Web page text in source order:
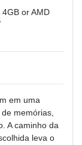
or AMD
em uma
memórias,
A caminho da
leva o